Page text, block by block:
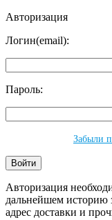
Авторизация
Логин(email):
Пароль:
Забыли
Авторизация
дальнейшем историю
адрес доставки и